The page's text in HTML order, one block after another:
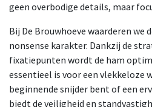
geen overbodige details, maar
Bij De Brouwhoeve waarderen we
nonsense karakter. Dankzij de
fixatiepunten wordt de ham
essentieel is voor een vlekkeloze
beginnende snijder bent of een
biedt de veiligheid en